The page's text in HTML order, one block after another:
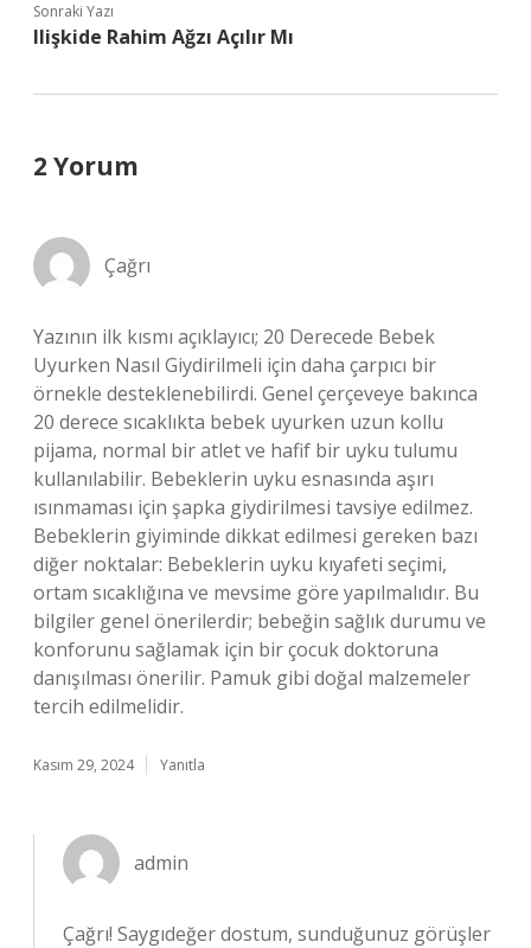
Sonraki Yazı
Ilişkide Rahim Ağzı Açılır Mı
2 Yorum
Çağrı
Yazının ilk kısmı açıklayıcı; 20 Derecede Bebek
Uyurken Nasıl Giydirilmeli için daha çarpıcı bir
örnekle desteklenebilirdi. Genel çerçeveye bakınca
20 derece sıcaklıkta bebek uyurken uzun kollu
pijama, normal bir atlet ve hafif bir uyku tulumu
kullanılabilir. Bebeklerin uyku esnasında aşırı
ısınmaması için şapka giydirilmesi tavsiye edilmez.
Bebeklerin giyiminde dikkat edilmesi gereken bazı
diğer noktalar: Bebeklerin uyku kıyafeti seçimi,
ortam sıcaklığına ve mevsime göre yapılmalıdır. Bu
bilgiler genel önerilerdir; bebeğin sağlık durumu ve
konforunu sağlamak için bir çocuk doktoruna
danışılması önerilir. Pamuk gibi doğal malzemeler
tercih edilmelidir.
Kasım 29, 2024 Yanıtla
admin
Çağrı! Saygıdeğer dostum, sunduğunuz görüşler